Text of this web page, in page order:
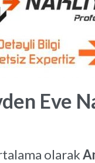
Eve
olarak